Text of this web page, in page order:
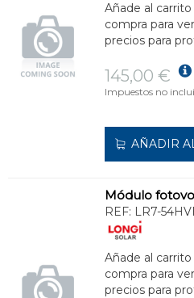
Añade al
compra para
precios para
145,00 €
Impuestos no
AÑADIR
REF: LR7-
Añade al
compra para
precios para